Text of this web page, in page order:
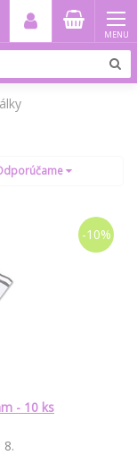
MENU
-10%
- 10 ks
8.